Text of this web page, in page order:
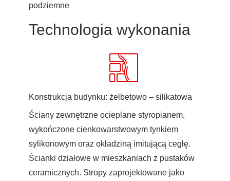
podziemne
Technologia wykonania
Konstrukcja budynku: żelbetowo – silikatowa
Ściany zewnętrzne ocieplane styropianem,
wykończone cienkowarstwowym tynkiem
sylikonowym oraz okładziną imitującą cegłę.
Ścianki działowe w mieszkaniach z pustaków
ceramicznych. Stropy zaprojektowane jako